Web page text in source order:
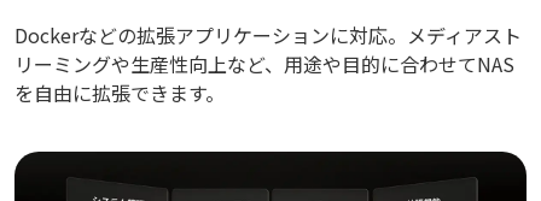
Dockerなどの拡張アプリケーションに対応。メディアスト
リーミングや生産性向上など、用途や目的に合わせてNAS
を自由に拡張できます。